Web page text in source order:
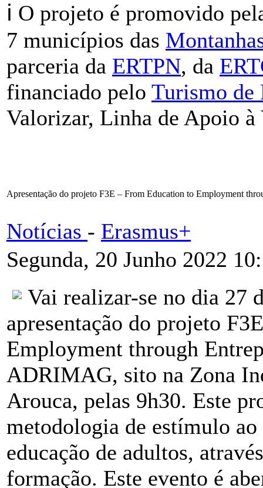
ℹ️ O projeto é promovido
7 municípios das
parceria da ERTPN, da
financiado pelo Turismo de
Valorizar, Linha de Apoio
Apresentação do projeto F3E – From Education to Employment
Notícias - Erasmus+
Segunda, 20 Junho 2022
Vai realizar-se no dia 27
apresentação do projeto
Employment through
ADRIMAG, sito na Zona
Arouca, pelas 9h30. Este
metodologia de estímulo
educação de adultos,
formação. Este evento é